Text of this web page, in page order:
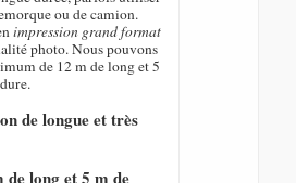
ou de camion.
impression grand format
photo. Nous pouvons
de 12 m de long et 5
de longue et très
de long et 5 m de